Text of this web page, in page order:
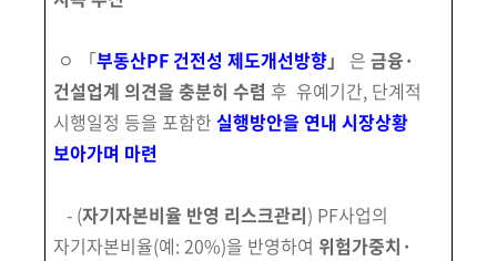
ㅇ 「부동산PF 건전성 제도개선방향」 은 금융·
건설업계 의견을 충분히 수렴 후 유예기간, 단계적
시행일정 등을 포함한 실행방안을 연내 시장상황
보아가며 마련
- (자기자본비율 반영 리스크관리) PF사업의
자기자본비율(예: 20%)을 반영하여 위험가중치·